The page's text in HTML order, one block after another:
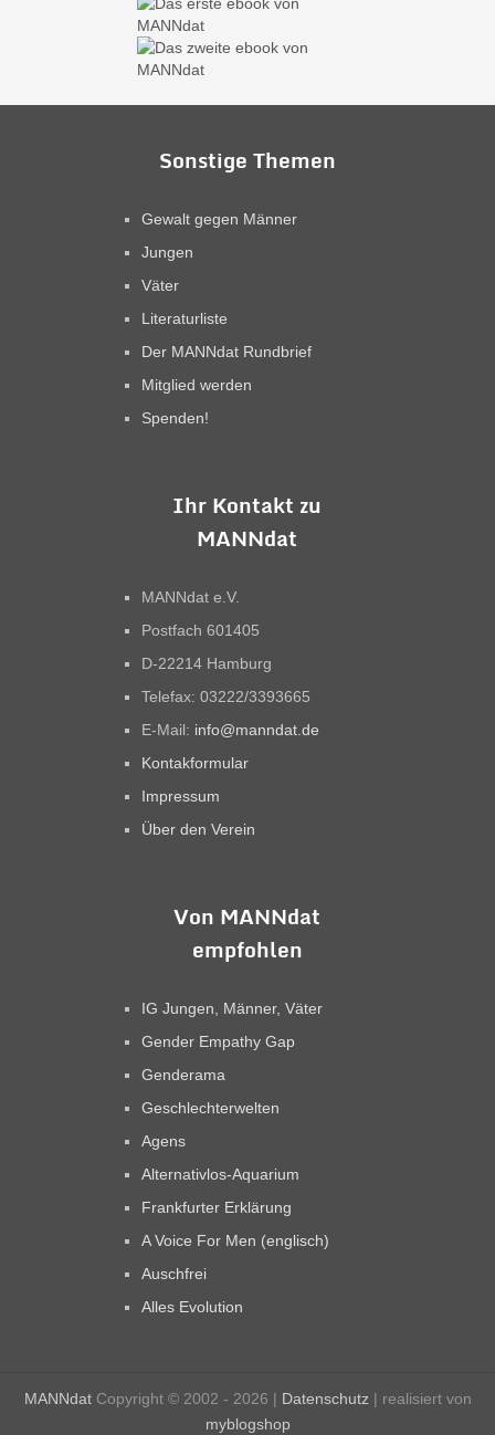
Sonstige Themen
Gewalt gegen Männer
Jungen
Väter
Literaturliste
Der MANNdat Rundbrief
Mitglied werden
Spenden!
Ihr Kontakt zu
MANNdat
MANNdat e.V.
Postfach 601405
D-22214 Hamburg
Telefax: 03222/3393665
E-Mail: info@manndat.de
Kontakformular
Impressum
Über den Verein
Von MANNdat
empfohlen
IG Jungen, Männer, Väter
Gender Empathy Gap
Genderama
Geschlechterwelten
Agens
Alternativlos-Aquarium
Frankfurter Erklärung
A Voice For Men (englisch)
Auschfrei
Alles Evolution
MANNdatCopyright © 2002 - 2026 | Datenschutz | realisiert von
myblogshop